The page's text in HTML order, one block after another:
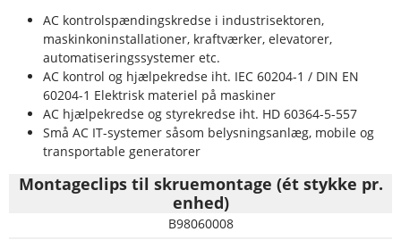
AC kontrolspændingskredse i industrisektoren,
maskinkoninstallationer, kraftværker, elevatorer,
automatiseringssystemer etc.
AC kontrol og hjælpekredse iht. IEC 60204-1 / DIN EN
60204-1 Elektrisk materiel på maskiner
AC hjælpekredse og styrekredse iht. HD 60364-5-557
Små AC IT-systemer såsom belysningsanlæg, mobile og
transportable generatorer
Montageclips til skruemontage (ét stykke pr.
enhed)
B98060008